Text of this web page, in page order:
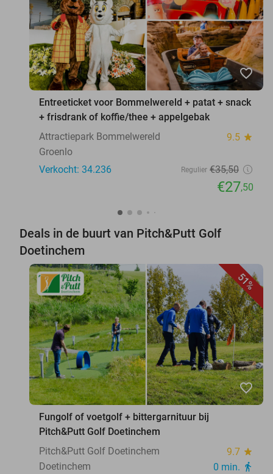
favorite_border
Entreeticket voor Bommelwereld + patat + snack
+ frisdrank of koffie/thee + appelgebak
Attractiepark Bommelwereld
9.5 star
Groenlo
Verkocht: 34.236
Regulier €35,50
€27,50
Deals in de buurt van Pitch&Putt Golf
Doetinchem
51%
favorite_border
Fungolf of voetgolf + bittergarnituur bij
Pitch&Putt Golf Doetinchem
Pitch&Putt Golf Doetinchem
9.7 star
Doetinchem 0 min. directions_walk